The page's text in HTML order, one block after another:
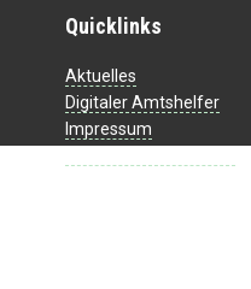
Quicklinks
Aktuelles
Digitaler Amtshelfer
Impressum